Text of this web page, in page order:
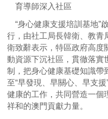
育導師深入社區
“身心健康支援培訓基地”
行，由社工局長韓衛、教青
衛致辭表示，特區政府高度
動資源下沉社區，貫徹落實
制，把身心健康基礎知識帶
至“早發現、早關心、早支
健康的工作，共同營造一個
祥和的澳門貢獻力量。